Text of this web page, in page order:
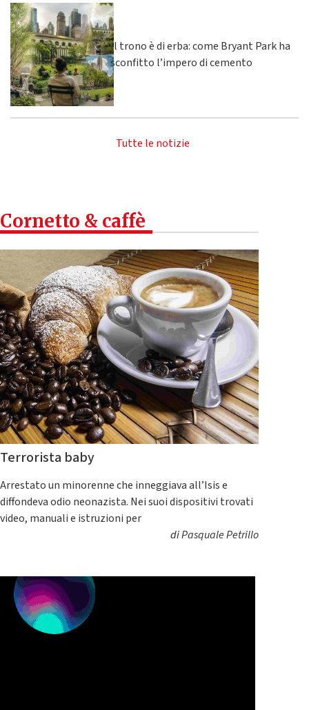
Il trono è di erba: come Bryant Park ha
sconfitto l’impero di cemento
Tutte le notizie
Cornetto & caffè
Terrorista baby
Arrestato un minorenne che inneggiava all’Isis e
diffondeva odio neonazista. Nei suoi dispositivi trovati
video, manuali e istruzioni per
diPasquale Petrillo